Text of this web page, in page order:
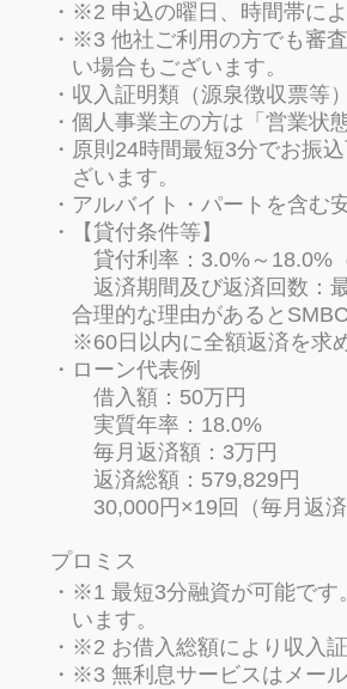
※2 申込の曜日、時間帯に
※3 他社ご利用の方でも審
い場合もございます。
収入証明類（源泉徴収票等
個人事業主の方は「営業状
原則24時間最短3分でお振
ざいます。
アルバイト・パートを含む
【貸付条件等】
貸付利率：3.0%～18.0%
返済期間及び返済回数：
合理的な理由があると
※60日以内に全額返済を求
ローン代表例
借入額：50万円
実質年率：18.0%
毎月返済額：3万円
返済総額：579,829円
30,000円×19回（毎月返
プロミス
※1 最短3分融資が可能です
います。
※2 お借入総額により収入
※3 無利息サービスはメー